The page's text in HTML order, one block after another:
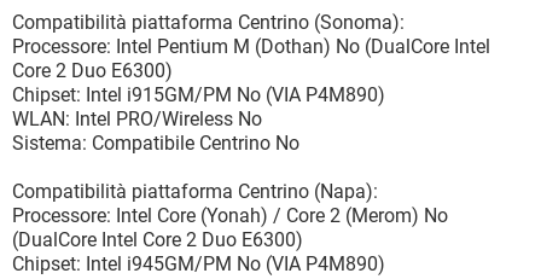
Compatibilità piattaforma Centrino (Sonoma):
Processore: Intel Pentium M (Dothan) No (DualCore Intel
Core 2 Duo E6300)
Chipset: Intel i915GM/PM No (VIA P4M890)
WLAN: Intel PRO/Wireless No
Sistema: Compatibile Centrino No
Compatibilità piattaforma Centrino (Napa):
Processore: Intel Core (Yonah) / Core 2 (Merom) No
(DualCore Intel Core 2 Duo E6300)
Chipset: Intel i945GM/PM No (VIA P4M890)